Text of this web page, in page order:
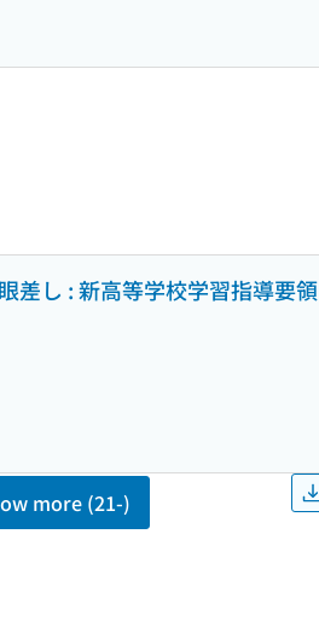
差し : 新高等学校学習指導要領
more (21-)